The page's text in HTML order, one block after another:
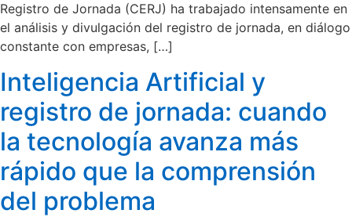
Registro de Jornada (CERJ) ha trabajado intensamente en
el análisis y divulgación del registro de jornada, en diálogo
constante con empresas, […]
Inteligencia Artificial y
registro de jornada: cuando
la tecnología avanza más
rápido que la comprensión
del problema